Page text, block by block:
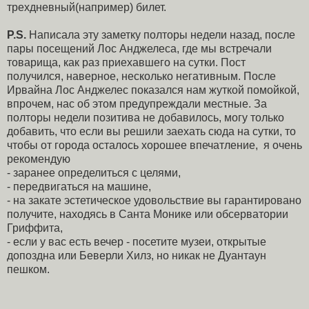
трехдневный(например) билет.
P.S. Написала эту заметку полторы недели назад, после
пары посещений Лос Анджелеса, где мы встречали
товарища, как раз приехавшего на сутки. Пост
получился, наверное, несколько негативным. После
Ирвайна Лос Анджелес показался нам жуткой помойкой,
впрочем, нас об этом предупреждали местные. За
полторы недели позитива не добавилось, могу только
добавить, что если вы решили заехать сюда на сутки, то
чтобы от города осталось хорошее впечатление, я очень
рекомендую
- заранее определиться с целями,
- передвигаться на машине,
- на закате эстетическое удовольствие вы гарантировано
получите, находясь в Санта Монике или обсерватории
Гриффита,
- если у вас есть вечер - посетите музеи, открытые
допоздна или Беверли Хилз, но никак не Дуантаун
пешком.